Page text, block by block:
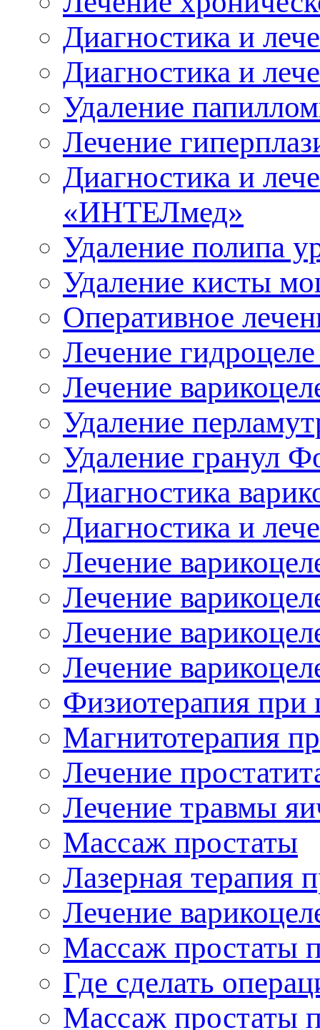
Диагностика и
Диагностика и
Удаление
Лечение
Диагностика и
«ИНТЕЛмед
Удаление полипа
Удаление кисты
Оперативное
Лечение
Лечение
Удаление
Удаление гранул
Диагностика
Диагностика и
Лечение
Лечение
Лечение
Лечение
Физиотерапия при
Магнитотерапия
Лечение
Лечение травмы
Массаж простаты
Лазерная терапия
Лечение
Массаж простаты
Где сделать
Массаж простаты